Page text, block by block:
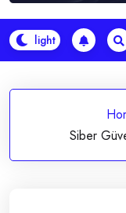
Siber